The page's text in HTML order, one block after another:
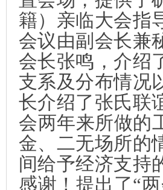
籍）亲临大会指
会议由副会长兼
会长张鸣，介绍
支系及分布情况
长介绍了张氏联
会两年来所做的
金、二无场所的
间给予经济支持
感谢！提出了“